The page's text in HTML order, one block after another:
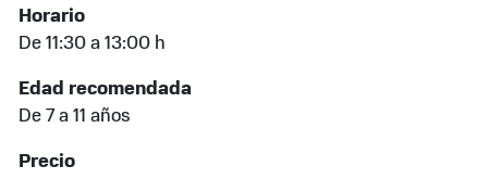
Horario
De 11:30 a 13:00 h
Edad recomendada
De 7 a 11 años
Precio